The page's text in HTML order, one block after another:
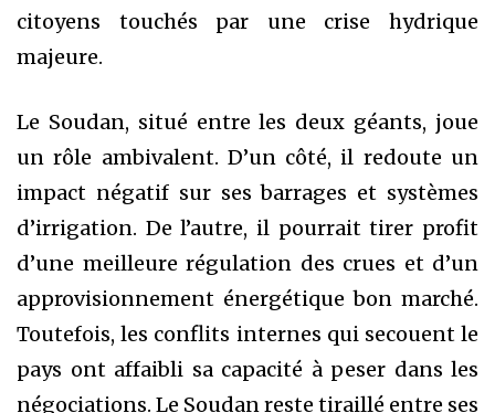
citoyens touchés par une crise hydrique
majeure.
Le Soudan, situé entre les deux géants, joue
un rôle ambivalent. D’un côté, il redoute un
impact négatif sur ses barrages et systèmes
d’irrigation. De l’autre, il pourrait tirer profit
d’une meilleure régulation des crues et d’un
approvisionnement énergétique bon marché.
Toutefois, les conflits internes qui secouent le
pays ont affaibli sa capacité à peser dans les
négociations. Le Soudan reste tiraillé entre ses